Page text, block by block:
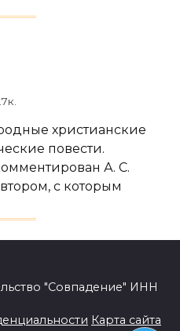
христианские
повести.
А. С.
с которым
"Совпадение" ИНН
Карта сайта